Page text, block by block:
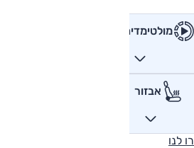
מולטימדיה
אבזור
לנו